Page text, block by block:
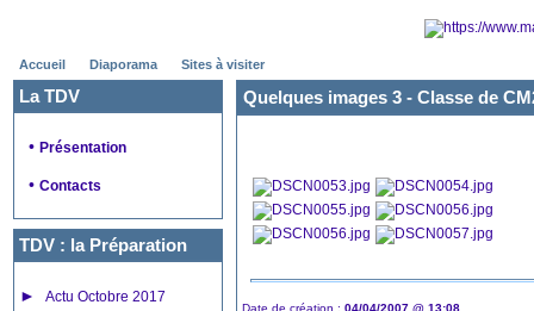
Accueil Diaporama Sites à visiter
La TDV
• Présentation
• Contacts
TDV : la Préparation
► Actu Octobre 2017
Quelques images 3 - Classe de
Date de création : 04/04/2007 @ 13:08